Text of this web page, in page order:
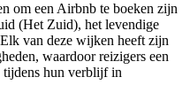
om een Airbnb te boeken zijn
(Het Zuid), het levendige
van deze wijken heeft zijn
waardoor reizigers een
tijdens hun verblijf in